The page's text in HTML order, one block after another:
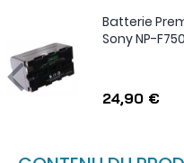
Batterie
Sony NP-
24,90 €